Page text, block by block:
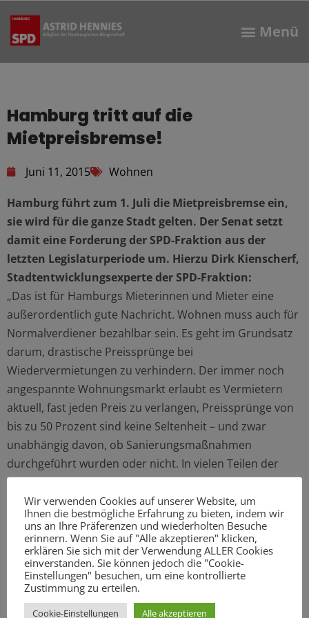
Hamburg tritt auf die
Mietpreisbremse!
Juni 11, 2015 Wohnen
Hamburg führt zum 1. Juli die Mietpreisbremse ein,
sie wird für die ganze Stadt gelten. Der Senat setzt
damit eine Forderung der SPD-Fraktion aus der
letzten Legislaturperiode um. Hierzu Dirk Kienscherf,
Stadtentwicklungsexperte der SPD-Fraktion:
„Das ist für Hamburgs Mieterinnen und Mieter eine
außerordentlich gute Nachricht. Wohnen muss auch für
Normalverdiener bezahlbar sein. Es geht im Grundsatz
darum, drastische Preissprünge bei
Wiedervermietungen zu verhindern. Der immer noch
angespannte Wohnungsmarkt erlaubt es Vermietern
aktuell, fast jeden Preis zu verlangen, Preissprünge von
bis zu 50 Prozent sind keine Seltenheit – und zwar
unabhängig davon, ob Sanierungsmaßnahmen
durchgeführt wurden oder nicht. In vielen Teilen der
Stadt wird es für Normalverdiener immer schwieriger,
eine Wohnung anzumieten. Zusammen mit den in den
letzten Jahren erheblich gesteigerten
Fertigstellungszahlen beim Wohnungsneubau bietet die
Mietpreisbremse hier zusätzlichen Flankenschutz, um
den nach wie vor angespannten Wohnungsmarkt weiter
zu entlasten.“
Wir verwenden Cookies auf unserer Website, um
Ihnen die bestmögliche Erfahrung zu bieten, indem wir
uns an Ihre Präferenzen und wiederholten Besuche
erinnern. Wenn Sie auf "Alle akzeptieren" klicken,
erklären Sie sich mit der Verwendung ALLER Cookies
einverstanden. Sie können jedoch die "Cookie-
Einstellungen" besuchen, um eine kontrollierte
Zustimmung zu erteilen.
Cookie-Einstellungen Alle akzeptieren